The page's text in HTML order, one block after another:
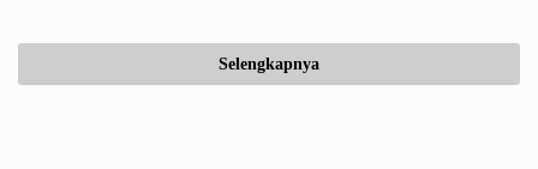
Selengkapnya